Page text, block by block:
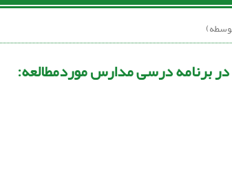
برنامه درسی مدارس موردمطالعه: